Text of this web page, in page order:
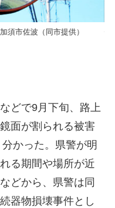
須市佐波（同市提供）
どで9月下旬、路上
面が割られる被害
かった。県警が明
る期間や場所が近
どから、県警は同
器物損壊事件とし